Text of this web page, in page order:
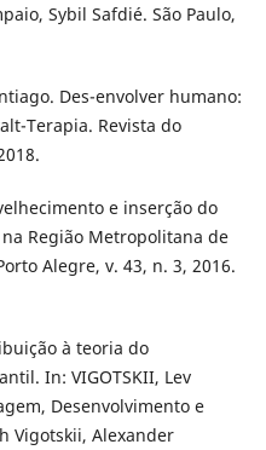
Sybil Safdié. São Paulo,
Des-envolver humano:
Terapia. Revista do
e inserção do
Região Metropolitana de
Alegre, v. 43, n. 3, 2016.
à teoria do
In: VIGOTSKII, Lev
Desenvolvimento e
Vigotskii, Alexander